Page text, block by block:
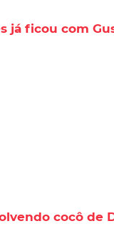
já ficou com
cocô de